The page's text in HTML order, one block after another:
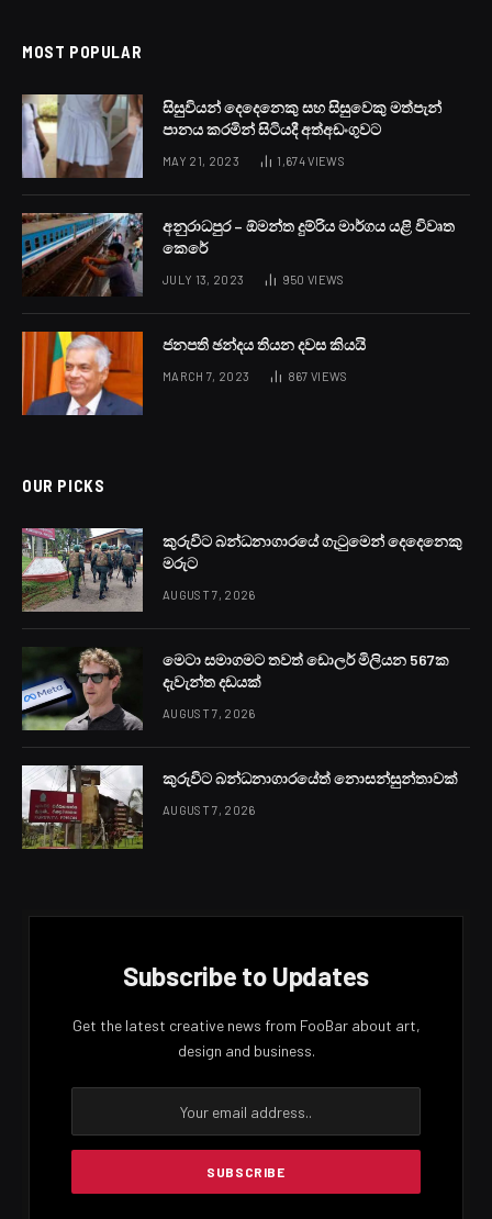
MOST POPULAR
සිසුවියන් දෙදෙනෙකු සහ සිසුවෙකු මත්පැන්
පානය කරමින් සිටියදී අත්අඩංගුවට
MAY 21, 2023 1,674VIEWS
අනුරාධපුර – ඕමන්ත දුම්රිය මාර්ගය යළි විවෘත
කෙරේ
JULY 13, 2023 950 VIEWS
ජනපති ඡන්දය තියන දවස කියයි
MARCH 7, 2023 867 VIEWS
OUR PICKS
කුරුවිට බන්ධනාගාරයේ ගැටුමෙන් දෙදෙනෙකු
මරුට
AUGUST 7, 2026
මෙටා සමාගමට තවත් ඩොලර් මිලියන 567ක
දැවැන්ත දඩයක්
AUGUST 7, 2026
කුරුවිට බන්ධනාගාරයේත් නොසන්සුන්තාවක්
AUGUST 7, 2026
Subscribe to Updates
Get the latest creative news from FooBar about art,
design and business.